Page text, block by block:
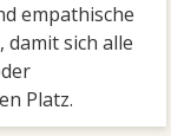
empathische
sich alle
Platz.